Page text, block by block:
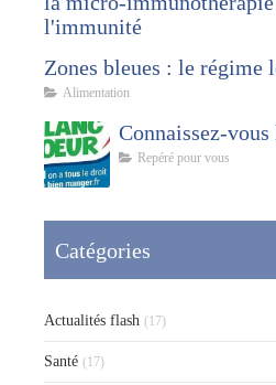
l'immunité
Zones bleues : le régime
Alimentation
Connaissez-
Repéré pour vous
Catégories
Actualités flash (17)
Santé (17)